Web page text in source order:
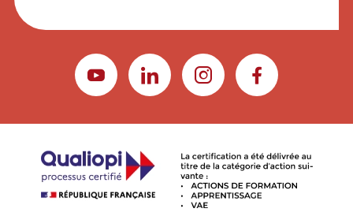
YOUTUBELINKEDININSTAGRAMFACEBOOK